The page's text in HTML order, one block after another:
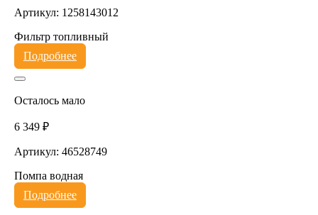
Артикул: 1258143012
Фильтр топливный
Подробнее
Осталось мало
6 349 ₽
Артикул: 46528749
Помпа водная
Подробнее